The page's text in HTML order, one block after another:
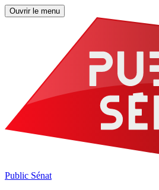
Ouvrir le menu
Public Sénat